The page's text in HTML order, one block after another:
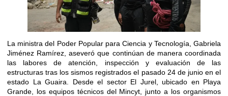
La ministra del Poder Popular para Ciencia y Tecnología, Gabriela
Jiménez Ramírez, aseveró que continúan de manera coordinada
las labores de atención, inspección y evaluación de las
estructuras tras los sismos registrados el pasado 24 de junio en el
estado La Guaira. Desde el sector El Jurel, ubicado en Playa
Grande, los equipos técnicos del Mincyt, junto a los organismos